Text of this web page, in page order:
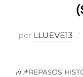
por LLUEVE13
🎶📌REPASOS